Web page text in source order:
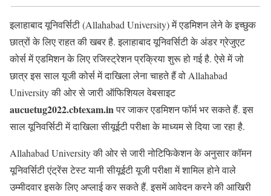
इलाहाबाद यूनिवर्सिटी (Allahabad University) में एडमिशन लेने के इच्छुक
छात्रों के लिए राहत की खबर है. इलाहाबाद यूनिवर्सिटी के अंडर ग्रेजुएट
कोर्स में एडमिशन के लिए रजिस्ट्रेशन प्रक्रिया शुरू हो गई है. ऐसे में जो
छात्र इस साल यूजी कोर्स में दाखिला लेना चाहते हैं वो Allahabad
University की ओर से जारी ऑफिशियल वेबसाइट
aucuetug2022.cbtexam.inपर जाकर एडमिशन फॉर्म भर सकते हैं. इस
साल यूनिवर्सिटी में दाखिला सीयूईटी परीक्षा के माध्यम से दिया जा रहा है.
Allahabad University की ओर से जारी नोटिफिकेशन के अनुसार कॉमन
यूनिवर्सिटी एंट्रेंस टेस्ट यानी सीयूईटी यूजी परीक्षा में शामिल होने वाले
उम्मीदवार इसके लिए अप्लाई कर सकते हैं. इसमें आवेदन करने की आखिरी